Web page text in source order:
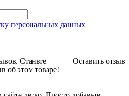
персональных данных
Оставить отзыв
Станьте
об этом товаре!